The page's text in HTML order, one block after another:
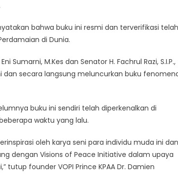
bahwa buku ini resmi dan terverifikasi telah
di Dunia.
Sumarni, M.Kes dan Senator H. Fachrul Razi, S.I.P.,
dan secara langsung meluncurkan buku
buku ini sendiri telah diperkenalkan di
waktu yang lalu.
oleh karya seni para individu muda ini dan
dengan Visions of Peace Initiative dalam upaya
founder VOPI Prince KPAA Dr. Damien